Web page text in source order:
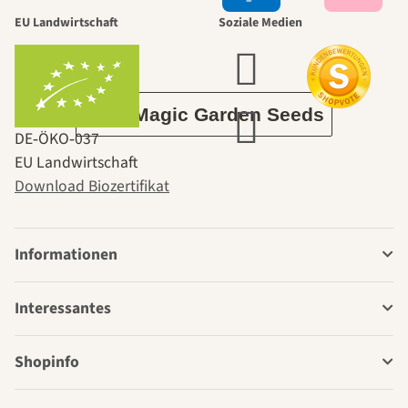
Garten
Über Magic Garden Seeds
EU Landwirtschaft
DE‑ÖKO‑037
EU Landwirtschaft
Download Biozertifikat
Soziale Medien
Informationen
Interessantes
Shopinfo